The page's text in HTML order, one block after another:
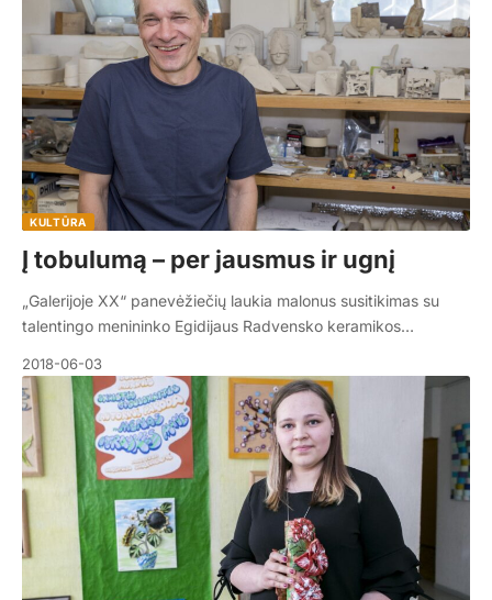
KULTŪRA
Į tobulumą – per jausmus ir ugnį
„Galerijoje XX“ panevėžiečių laukia malonus susitikimas su
talentingo menininko Egidijaus Radvensko keramikos…
2018-06-03